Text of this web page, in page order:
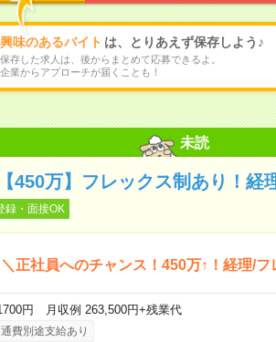
興味のあるバイト は、とりあえず保存しよう♪
保存した求人は、後からまとめて応募できるよ。
企業からアプローチが届くことも！
未読
450万】フレックス制あり！経
録・面接OK
正社員へのチャンス！450万↑！経理/フ
円 月収例 263,500円+残業代
費別途支給あり